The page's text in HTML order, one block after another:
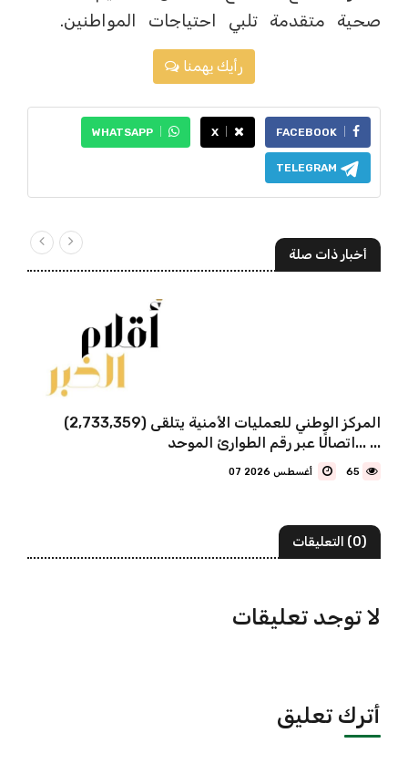
صحية متقدمة تلبي احتياجات المواطنين.
رأيك يهمنا
FACEBOOK
X
WHATSAPP
TELEGRAM
أخبار ذات صلة
المركز الوطني للعمليات الأمنية يتلقى (2,733,359)
اتصالًا عبر رقم الطوارئ الموحد... ...
65
(0) التعليقات
لا توجد تعليقات
أترك تعليق